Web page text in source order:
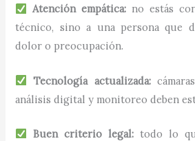
Atención empática:no estás
técnico, sino a una persona que
dolor o preocupación.
Tecnología actualizada:
análisis digital y monitoreo deben
Buen criterio legal: todo lo